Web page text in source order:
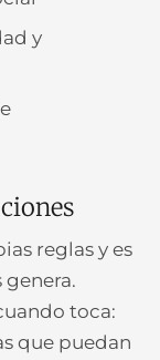
y
reglas y es
genera.
toca:
que puedan